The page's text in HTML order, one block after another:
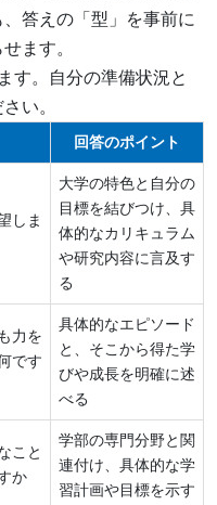
答えの「型」を事前に
ます。
す。自分の準備状況と
い。
回答のポイント
しま
大学の特色と自分の
目標を結びつけ、具
体的なカリキュラム
や研究内容に言及す
る
力を
です
具体的なエピソード
と、そこから得た学
びや成長を明確に述
べる
こと
か
学部の専門分野と関
連付け、具体的な学
習計画や目標を示す